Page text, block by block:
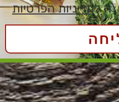
למדיניות הפרטיות